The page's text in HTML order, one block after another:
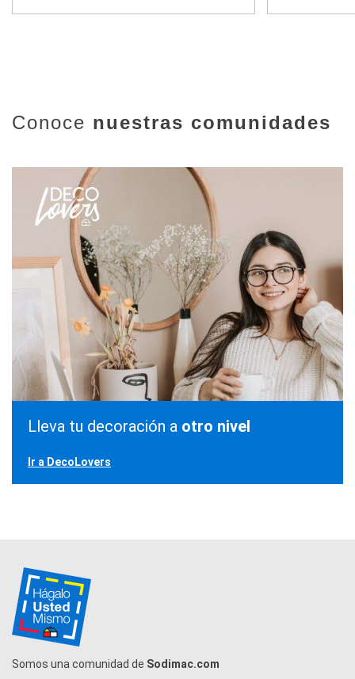
Conoce nuestras comunidades
Lleva tu decoración a otro nivel
Ir a DecoLovers
Somos una comunidad de Sodimac.com